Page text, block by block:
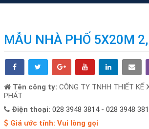
MẪU NHÀ PHỐ 5X20M
Tên công ty: CÔNG TY TNHH THIẾT KẾ
PHÁT
Điện thoại: 028 3948 3814 - 028 3948
Giá ước tính: Vui lòng gọi